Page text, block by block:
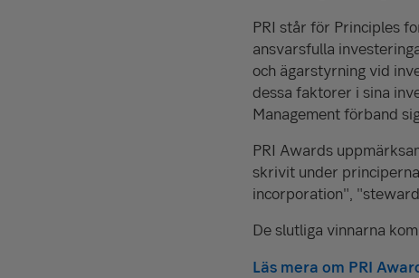
PRI står för Principles
ansvarsfulla
och ägarstyrning vid
dessa faktorer i sina
Management förband
PRI Awards
skrivit under
incorporation",
De slutliga vinnarna
Läs mera om PRI